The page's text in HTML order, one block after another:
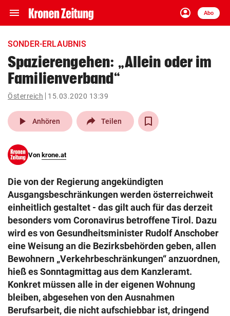
menu Navigation
ein-/ausklappen
account_circle
Anmelden
Abo
close Schließen
account_circle Anmelden
pin_drop
Wien arrow_right
search
eingeben
Muthgasse 2, 1190 Wien
SONDER-ERLAUBNIS
Spazierengehen: „Allein oder im
Familienverband“
Österreich 15.03.2020 13:39
play_arrow Anhören Teilen
Von krone.at
Die von der Regierung angekündigten
Ausgangsbeschränkungen werden österreichweit
einheitlich gestaltet - das gilt auch für das derzeit
besonders vom Coronavirus betroffene Tirol. Dazu
wird es von Gesundheitsminister Rudolf Anschober
eine Weisung an die Bezirksbehörden geben, allen
Bewohnern „Verkehrbeschränkungen“ anzuordnen,
hieß es Sonntagmittag aus dem Kanzleramt.
Konkret müssen alle in der eigenen Wohnung
bleiben, abgesehen von den Ausnahmen
Berufsarbeit, die nicht aufschiebbar ist, dringend